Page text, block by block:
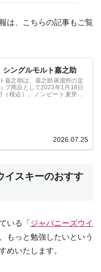
は、こちらの記事もご覧
シングルモルト嘉之助
嘉之助は、嘉之助蒸溜所の定
プ商品として2023年1月18日
（税込）。ノンピート麦芽を
2026.07.25
イスキーのおすす
いる「 ジャパニーズウイ
もっと勉強したいという
めいたします。